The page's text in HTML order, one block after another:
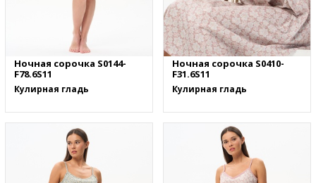
Ночная сорочка S0144-
F78.6S11
Кулирная гладь
Ночная сорочка S0410-
F31.6S11
Кулирная гладь